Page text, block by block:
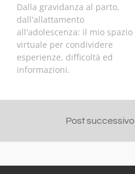
Dalla gravidanza al parto,
dall'allattamento
all'adolescenza: il mio spazio
virtuale per condividere
esperienze, difficoltà ed
informazioni.
Post successivo